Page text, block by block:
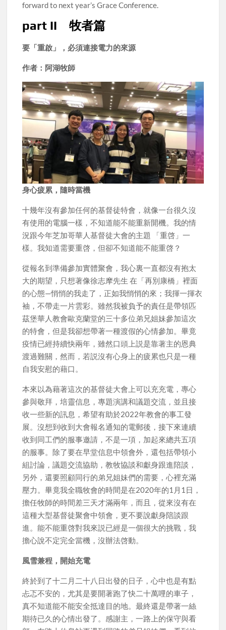
forward to next year’s Grace Conference.
part II 牧者篇
要「重啟」，必須連接電力的來源
作者：阿湖牧師
身心疲累，隨時當機
十幾年沒有參加任何的基督徒特會，就像一台很久沒
有使用的電腦一樣，不知道能不能重新開機。我的情
況跟今年芝加哥華人基督徒大會的主題 「重啓」一
樣。我知道需要重啓，但卻不知道能不能重啓？
從報名到準備參加實體聚會，我心裏一直都沒有抱太
大的期望，只想著像徐志摩先生 在「再別康橋」裡面
的心態—悄悄的我走了，正如我悄悄的來；我揮一揮衣
袖，不帶走一片雲彩。雖然我被負予的責任是帶領匹
茲堡華人教會歐克蘭堂的三十多位弟兄姐妹參加這次
的特會，但是我卻想帶著一種渡假的心情參加。畢竟
疫情已經持續快兩年，雖然口頭上説是靠著主的恩典
渡過難關，然而，若説沒有心身上的疲累也只是一種
自我安慰的藉口。
本來以為藉著這次的基督徒大會上可以充充電，專心
參與敬拜，培靈信息，專題演講和議題交流，並且接
收一些新的訊息，希望有助於2022年教會的事工發
展。沒想到收到大會報名通知的電郵後，接下來連續
收到同工們的服事邀請，不是一項，加起來總共五項
的服事。除了要在早堂信息中領會外，還包括帶領小
組討論，議題交流協助，教牧協談和獻身跟進陪談，
另外，還要照顧同行的弟兄姐妹們的需要，心裡充滿
壓力。畢竟我全職牧會的時間是在2020年的1月1日，
擔任牧師的時間差三天才滿兩年，而且，從來沒有在
這種大型基督徒聚會中領會，更不要說獻身陪談跟
進。能不能重啓對我來説已經是一個很大的挑戰，我
擔心說不定完全當機，沒辦法啓動。
風雪兼程，開始充電
終於到了十二月二十八日出發的日子，心中也是有點
忐忑不安的，尤其是要開著跑了快二十萬哩的車子，
真不知道能不能安全抵達目的地。最終還是帶著一絲
期待已久的心情出發了。感謝主，一路上的保守與看